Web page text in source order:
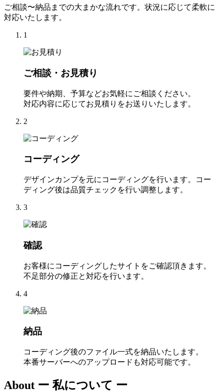
ご相談〜納品までの大まかな流れです。状況に応じて柔軟に
対応いたします。
1
ご相談・お見積り
要件や納期、予算などお気軽にご相談ください。
対応内容に応じてお見積りをお送りいたします。
2
コーディング
デザインカンプを元にコーディングを行います。コー
ディング後は品質チェックを行い調整します。
3
確認
お客様にコーディングしたサイトをご確認頂きます。
不足部分の修正と対応を行います。
4
納品
コーディング後のファイル一式を納品いたします。
本番サーバーへのアップロードも対応可能です。
About ー 私について ー